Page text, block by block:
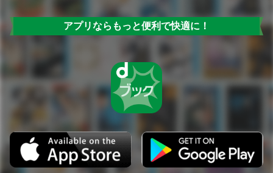
アプリならもっと便利で快適に！